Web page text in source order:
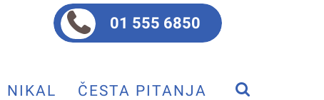
01 555 6850
NIKAL ČESTA PITANJA